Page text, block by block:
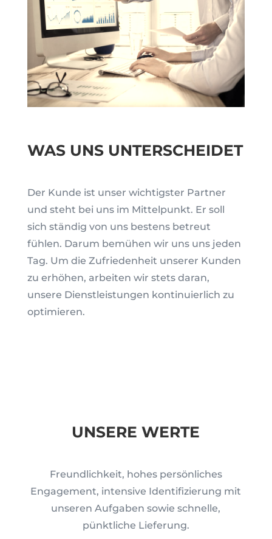
WAS UNS UNTERSCHEIDET
Der Kunde ist unser wichtigster Partner
und steht bei uns im Mittelpunkt. Er soll
sich ständig von uns bestens betreut
fühlen. Darum bemühen wir uns uns jeden
Tag. Um die Zufriedenheit unserer Kunden
zu erhöhen, arbeiten wir stets daran,
unsere Dienstleistungen kontinuierlich zu
optimieren.
UNSERE WERTE
Freundlichkeit, hohes persönliches
Engagement, intensive Identifizierung mit
unseren Aufgaben sowie schnelle,
pünktliche Lieferung.